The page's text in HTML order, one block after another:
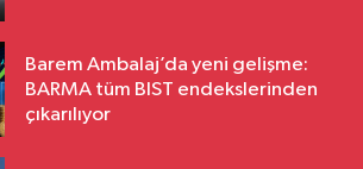
Barem Ambalaj’da yeni gelişme:
BARMA tüm BIST endekslerinden
çıkarılıyor